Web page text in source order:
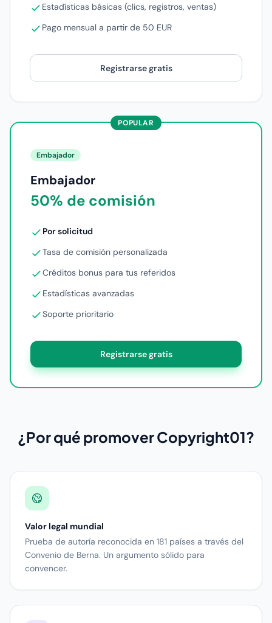
Estadísticas básicas (clics, registros, ventas)
Pago mensual a partir de 50 EUR
Registrarse gratis
POPULAR
Embajador
Embajador
50% de comisión
Por solicitud
Tasa de comisión personalizada
Créditos bonus para tus referidos
Estadísticas avanzadas
Soporte prioritario
Registrarse gratis
¿Por qué promover Copyright01?
Valor legal mundial
Prueba de autoría reconocida en 181 países a través del
Convenio de Berna. Un argumento sólido para
convencer.